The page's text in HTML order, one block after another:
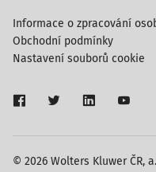
© 2026 Wolters Kluwer ČR,
Informace o zpracování
Obchodní podmínky
Nastavení souborů cookie